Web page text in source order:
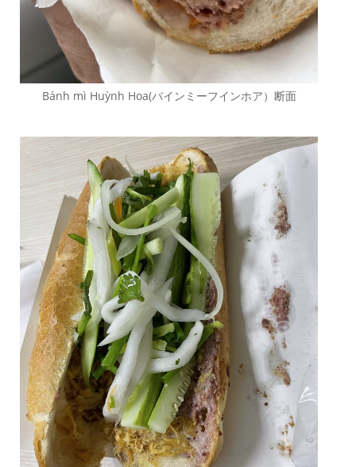
Bánh mì Huỳnh Hoa(バインミーフインホア）断面